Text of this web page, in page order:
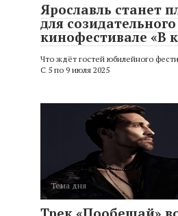
Ярославль станет
для
кинофестивале «В
Что ждёт гостей юбилейного
С 5 по 9 июля 2025
Тема дня